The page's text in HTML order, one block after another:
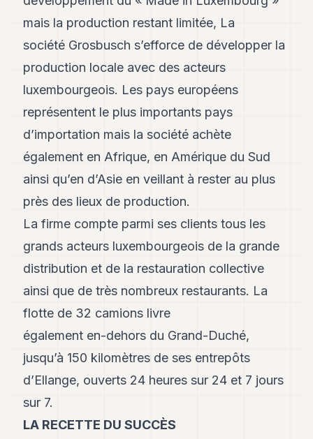
mais la production restant limitée, La
société Grosbusch s’efforce de développer la
production locale avec des acteurs
luxembourgeois. Les pays européens
représentent le plus importants pays
d’importation mais la société achète
également en Afrique, en Amérique du Sud
ainsi qu’en d’Asie en veillant à rester au plus
près des lieux de production.
La firme compte parmi ses clients tous les
grands acteurs luxembourgeois de la grande
distribution et de la restauration collective
ainsi que de très nombreux restaurants. La
flotte de 32 camions livre
également en-dehors du Grand-Duché,
jusqu’à 150 kilomètres de ses entrepôts
d’Ellange, ouverts 24 heures sur 24 et 7 jours
sur 7.
LA RECETTE DU SUCCÈS